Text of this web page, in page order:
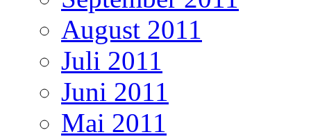
August 2011
Juli 2011
Juni 2011
Mai 2011